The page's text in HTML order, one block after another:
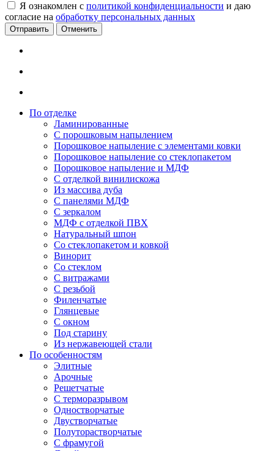
Я ознакомлен с политикой конфиденциальности и даю
согласие на обработку персональных данных
Отменить
По отделке
Ламинированные
С порошковым напылением
Порошковое напыление с элементами ковки
Порошковое напыление со стеклопакетом
Порошковое напыление и МДФ
С отделкой винилискожа
Из массива дуба
С панелями МДФ
С зеркалом
МДФ с отделкой ПВХ
Натуральный шпон
Со стеклопакетом и ковкой
Винорит
Со стеклом
С витражами
С резьбой
Филенчатые
Глянцевые
С окном
Под старину
Из нержавеющей стали
По особенностям
Элитные
Арочные
Решетчатые
С терморазрывом
Одностворчатые
Двустворчатые
Полуторастворчатые
С фрамугой